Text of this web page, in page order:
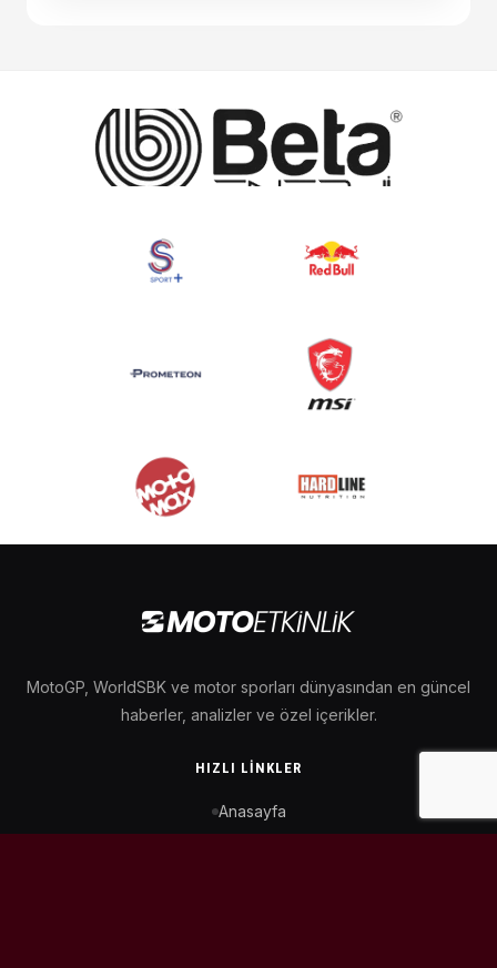
MotoGP, WorldSBK ve motor sporları dünyasından en güncel
haberler, analizler ve özel içerikler.
HIZLI LINKLER
Anasayfa